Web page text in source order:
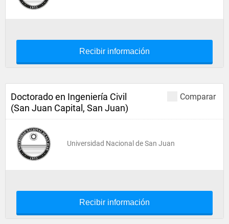
Recibir información
Comparar
Doctorado en Ingeniería Civil
(San Juan Capital, San Juan)
Universidad Nacional de San Juan
Recibir información